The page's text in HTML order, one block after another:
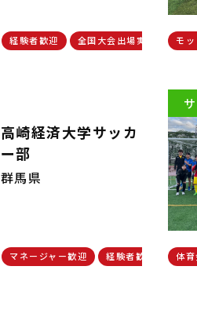
経験者歓迎 全国大会出場実績有 モ
高崎経済大学サッカ
ー部
群馬県
マネージャー歓迎 経験者歓迎 体育